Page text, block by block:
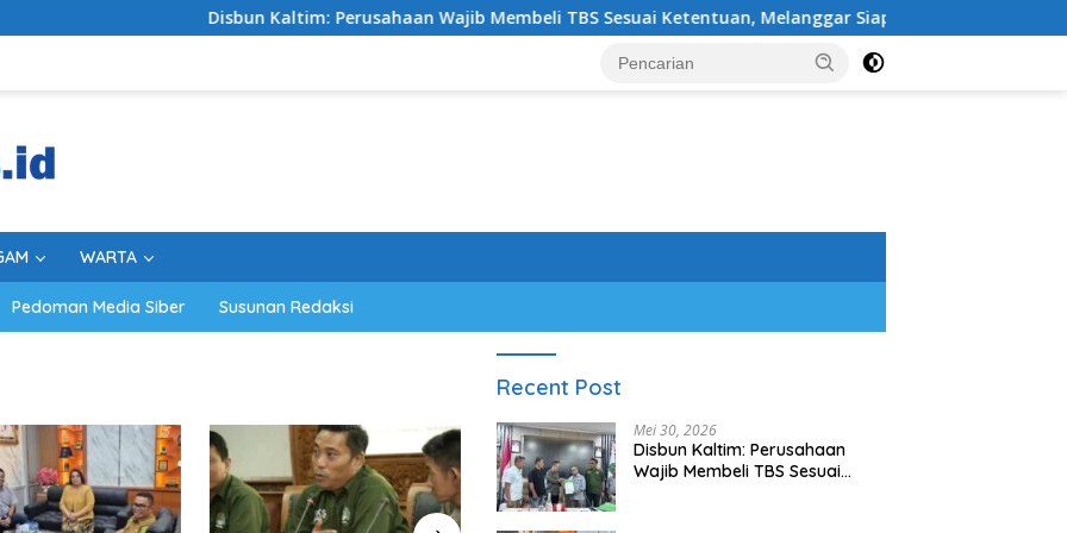
Disbun Kaltim: Perusahaan Wajib Membeli TBS Sesuai Ketentuan, Melanggar Siap-siap Dikenai Sanksi
WARTA
Pedoman Media Siber Susunan Redaksi
Recent Post
Mei 30, 2026
Disbun Kaltim: Perusahaan
Wajib Membeli TBS Sesuai